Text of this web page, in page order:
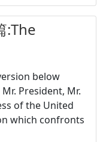
:The
below
President, Mr.
of the United
which confronts